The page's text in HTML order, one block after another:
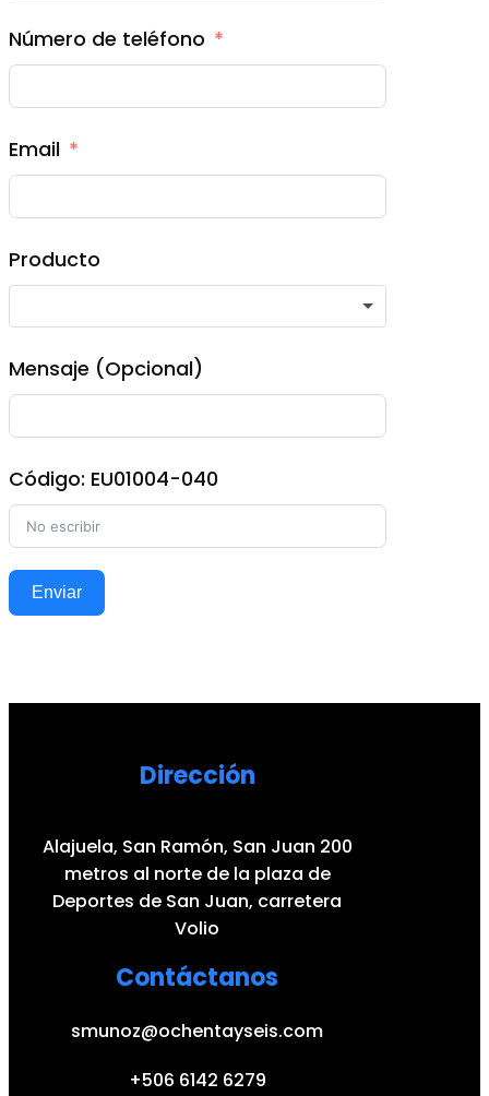
Número de teléfono
Email
Producto
Mensaje (Opcional)
Código: EU01004-040
Enviar
Dirección
Alajuela, San Ramón, San Juan 200
metros al norte de la plaza de
Deportes de San Juan, carretera
Volio
Contáctanos
smunoz@ochentayseis.com
+506 6142 6279